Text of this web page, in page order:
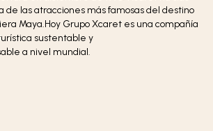
de las atracciones más famosas del destino
Maya.Hoy Grupo Xcaret es una compañía
sustentable y
a nivel mundial.